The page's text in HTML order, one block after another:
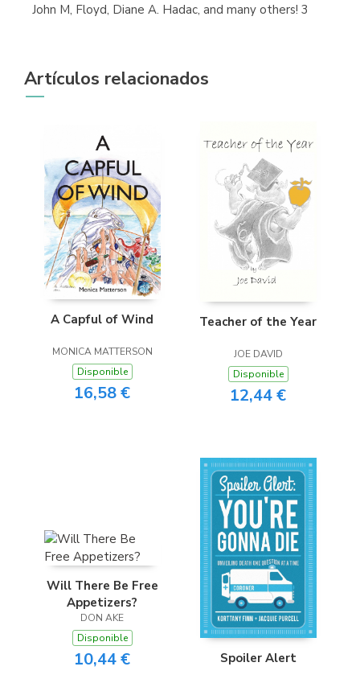
Librería Proteo
John M, Floyd, Diane A. Hadac, and many others! 3
Artículos relacionados
A Capful of Wind
MONICA MATTERSON
Disponible
16,58 €
Teacher of the Year
JOE DAVID
Disponible
12,44 €
Will There Be Free
Appetizers?
DON AKE
Disponible
10,44 € Spoiler Alert